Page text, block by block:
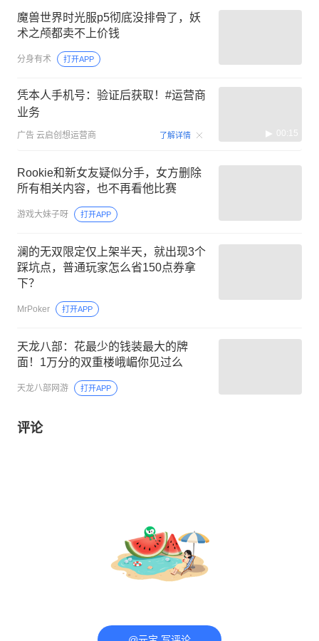
魔兽世界时光服p5彻底没排骨了，妖
术之颅都卖不上价钱
分身有术 打开APP
凭本人手机号：验证后获取！#运营商
业务
广告 云启创想运营商 了解详情 00:15
Rookie和新女友疑似分手，女方删除
所有相关内容，也不再看他比赛
游戏大妹子呀 打开APP
澜的无双限定仅上架半天，就出现3个
踩坑点，普通玩家怎么省150点券拿
下？
MrPoker 打开APP
天龙八部：花最少的钱装最大的牌
面！1万分的双重楼峨嵋你见过么
天龙八部网游 打开APP
评论